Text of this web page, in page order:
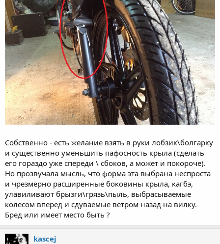
Собственно - есть желание взять в руки лобзик\болгарку
и существенно уменьшить пафосность крыла (сделать
его гораздо уже спереди \ сбоков, а может и покороче).
Но прозвучала мысль, что форма эта выбрана неспроста
и чрезмерно расширенные боковины крыла, кагбэ,
улавиливают брызги\грязь\пыль, выбрасываемые
колесом вперед и сдуваемые ветром назад на вилку.
Бред или имеет место быть ?
kascej